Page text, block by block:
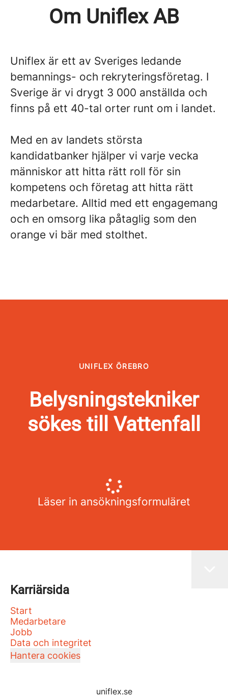
Om Uniflex AB
Uniflex är ett av Sveriges ledande
bemannings- och rekryteringsföretag. I
Sverige är vi drygt 3 000 anställda och
finns på ett 40-tal orter runt om i landet.
Med en av landets största
kandidatbanker hjälper vi varje vecka
människor att hitta rätt roll för sin
kompetens och företag att hitta rätt
medarbetare. Alltid med ett engagemang
och en omsorg lika påtaglig som den
orange vi bär med stolthet.
UNIFLEX ÖREBRO
Belysningstekniker
sökes till Vattenfall
Läser in ansökningsformuläret
Karriärsida
Start
Medarbetare
Jobb
Data och integritet
Hantera cookies
uniflex.se